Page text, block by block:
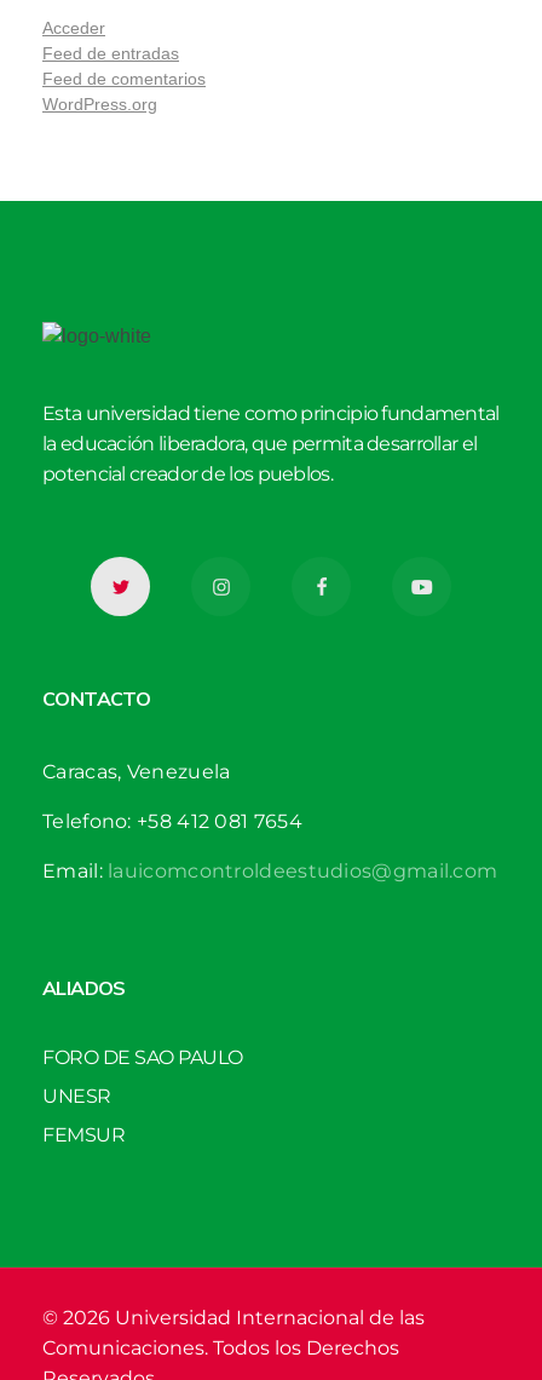
Acceder
Feed de entradas
Feed de comentarios
WordPress.org
Esta universidad tiene como principio fundamental
la educación liberadora, que permita desarrollar el
potencial creador de los pueblos.
CONTACTO
Caracas, Venezuela
Telefono: +58 412 081 7654
Email:lauicomcontroldeestudios@gmail.com
ALIADOS
FORO DE SAO PAULO
UNESR
FEMSUR
© 2026 Universidad Internacional de las
Comunicaciones. Todos los Derechos